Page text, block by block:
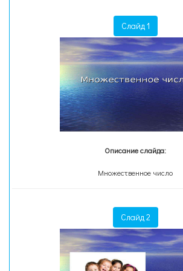
Слайд 1
Описание слайда:
Множественное число
Слайд 2